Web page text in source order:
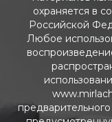
охраняется в
Российской
Любое
предварительного